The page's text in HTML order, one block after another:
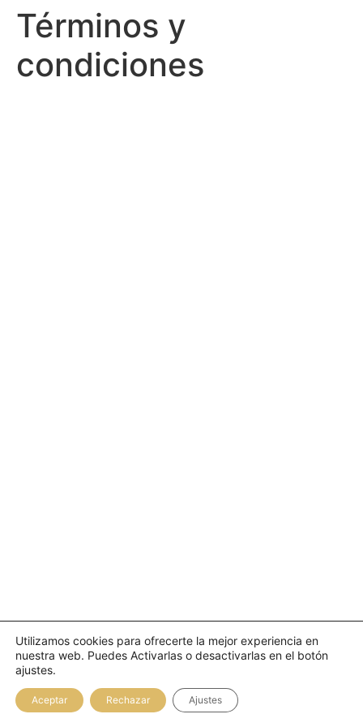
Términos y
condiciones
Utilizamos cookies para ofrecerte la mejor experiencia en
nuestra web. Puedes Activarlas o desactivarlas en el botón
ajustes.
Aceptar Rechazar Ajustes